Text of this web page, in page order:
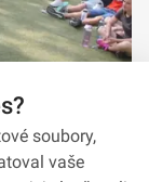
soubory,
vaše